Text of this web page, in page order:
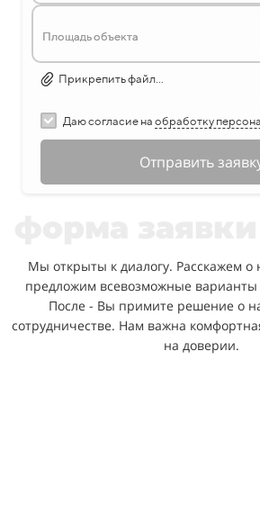
Площадь объекта
Прикрепить файл...
Даю согласие на обработку
Отправить
Мы открыты к диалогу. Расскажем
предложим всевозможные
После - Вы примите решение о
сотрудничестве. Нам важна
на доверии.